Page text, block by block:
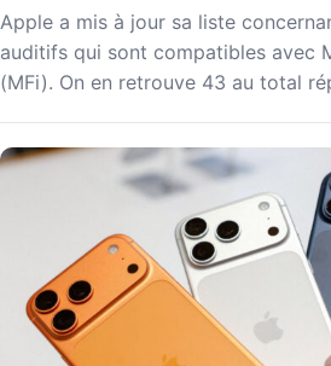
Apple a mis à jour sa liste
auditifs qui sont compatibles avec
(MFi). On en retrouve 43 au total